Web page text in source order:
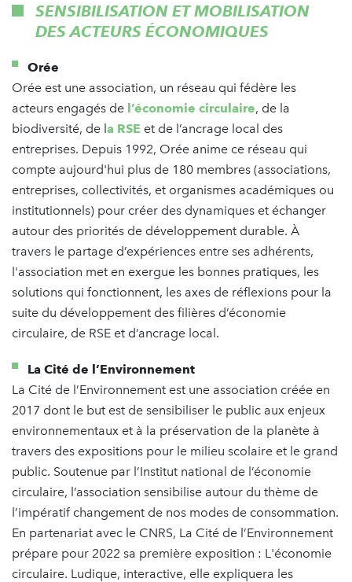
SENSIBILISATION ET MOBILISATION
DES ACTEURS ÉCONOMIQUES
Orée
Orée est une association, un réseau qui fédère les
acteurs engagés de l’économie circulaire, de la
biodiversité, de la RSE et de l’ancrage local des
entreprises. Depuis 1992, Orée anime ce réseau qui
compte aujourd'hui plus de 180 membres (associations,
entreprises, collectivités, et organismes académiques ou
institutionnels) pour créer des dynamiques et échanger
autour des priorités de développement durable. À
travers le partage d’expériences entre ses adhérents,
l'association met en exergue les bonnes pratiques, les
solutions qui fonctionnent, les axes de réflexions pour la
suite du développement des filières d’économie
circulaire, de RSE et d’ancrage local.
La Cité de l’Environnement
La Cité de l’Environnement est une association créée en
2017 dont le but est de sensibiliser le public aux enjeux
environnementaux et à la préservation de la planète à
travers des expositions pour le milieu scolaire et le grand
public. Soutenue par l’Institut national de l’économie
circulaire, l’association sensibilise autour du thème de
l’impératif changement de nos modes de consommation.
En partenariat avec le CNRS, La Cité de l’Environnement
prépare pour 2022 sa première exposition : L'économie
circulaire. Ludique, interactive, elle expliquera les